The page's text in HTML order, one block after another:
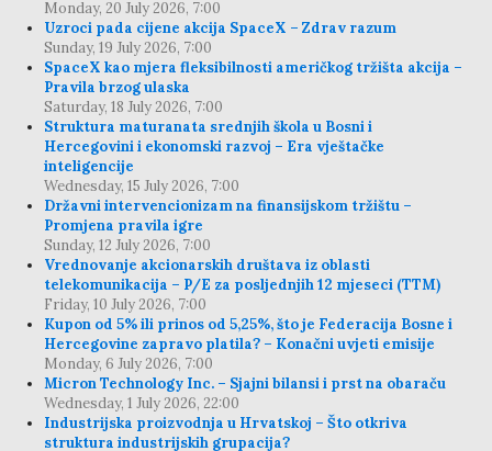
Monday, 20 July 2026, 7:00
Uzroci pada cijene akcija SpaceX – Zdrav razum
Sunday, 19 July 2026, 7:00
SpaceX kao mjera fleksibilnosti američkog tržišta akcija –
Pravila brzog ulaska
Saturday, 18 July 2026, 7:00
Struktura maturanata srednjih škola u Bosni i
Hercegovini i ekonomski razvoj – Era vještačke
inteligencije
Wednesday, 15 July 2026, 7:00
Državni intervencionizam na finansijskom tržištu –
Promjena pravila igre
Sunday, 12 July 2026, 7:00
Vrednovanje akcionarskih društava iz oblasti
telekomunikacija – P/E za posljednjih 12 mjeseci (TTM)
Friday, 10 July 2026, 7:00
Kupon od 5% ili prinos od 5,25%, što je Federacija Bosne i
Hercegovine zapravo platila? – Konačni uvjeti emisije
Monday, 6 July 2026, 7:00
Micron Technology Inc. – Sjajni bilansi i prst na obaraču
Wednesday, 1 July 2026, 22:00
Industrijska proizvodnja u Hrvatskoj – Što otkriva
struktura industrijskih grupacija?